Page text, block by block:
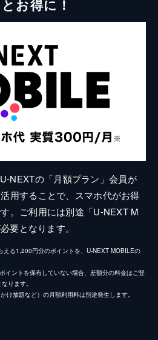
お得に！
NEXTの「月額プラン」会員が
用することで、スマホ代がお得
。ご利用には別途「U-NEXT M
要となります。
える1,200円分のポイントを、U-NEXT MOBILEの
イントを保有していない場合、差額分の料金はご登
ります。
け放題など）の月額利用料は別途発生します。